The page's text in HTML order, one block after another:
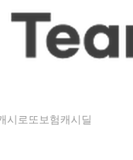
시로또보험캐시딜